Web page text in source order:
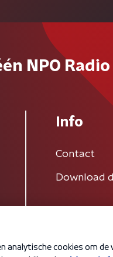
NPO Radio
Info
Contact
Download